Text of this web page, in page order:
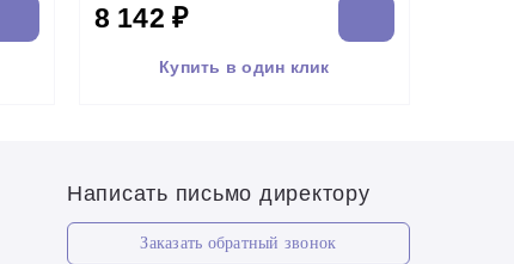
8 142 ₽
Купить в один клик
Написать письмо директору
Заказать обратный звонок